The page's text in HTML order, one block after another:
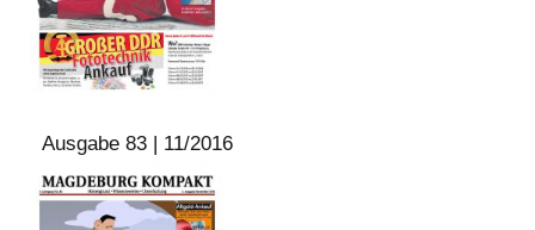
Ausgabe 83 | 11/2016